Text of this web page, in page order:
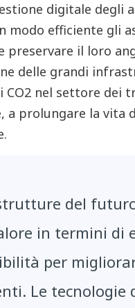
digitale degli
modo efficiente gli
preservare il loro
delle grandi
CO2 nel settore dei
a prolungare la vita
del
in termini di
per
Le tecnologie